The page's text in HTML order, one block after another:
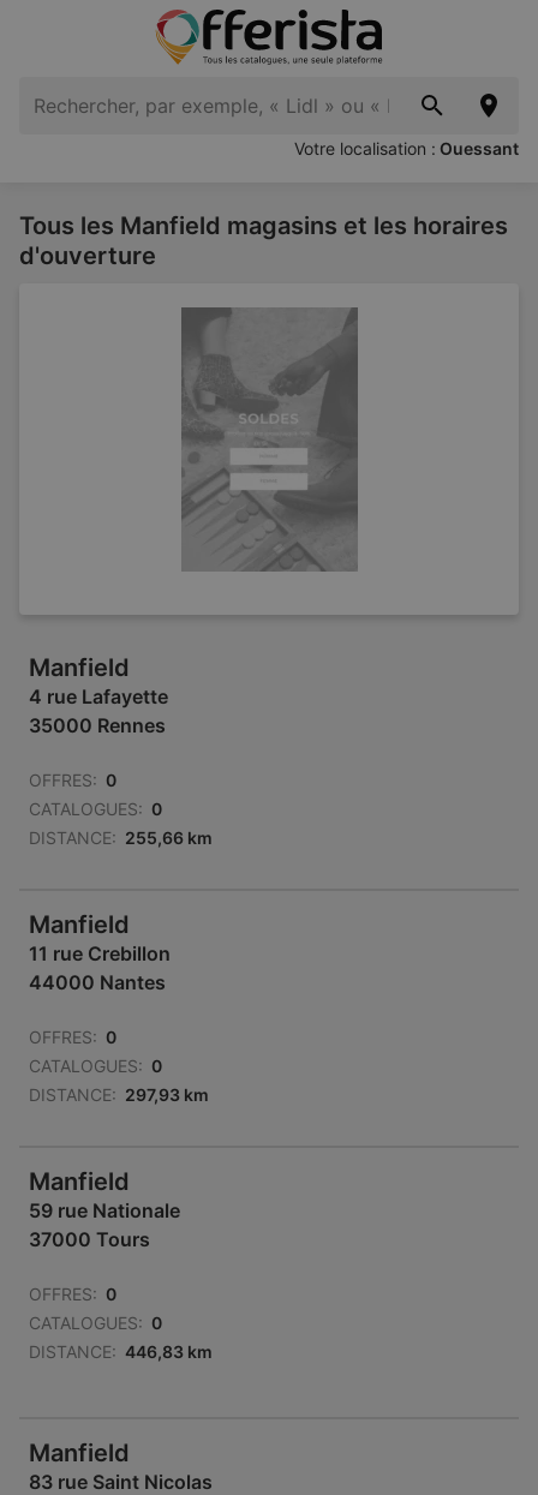
Votre localisation : Ouessant
Tous les Manfield magasins et les horaires
d'ouverture
Manfield
4 rue Lafayette
35000 Rennes
OFFRES: 0
CATALOGUES: 0
DISTANCE: 255,66 km
Manfield
11 rue Crebillon
44000 Nantes
OFFRES: 0
CATALOGUES: 0
DISTANCE: 297,93 km
Manfield
59 rue Nationale
37000 Tours
OFFRES: 0
CATALOGUES: 0
DISTANCE: 446,83 km
Manfield
83 rue Saint Nicolas